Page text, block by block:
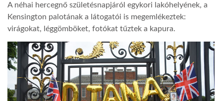
A néhai hercegnő születésnapjáról egykori lakóhelyének, a
Kensington palotának a látogatói is megemlékeztek:
virágokat, léggömböket, fotókat tűztek a kapura.